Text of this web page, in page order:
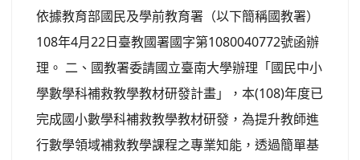
依據教育部國民及學前教育署（以下簡稱國教署）
108年4月22日臺教國署國字第1080040772號函辦
理。 二、國教署委請國立臺南大學辦理「國民中小
學數學科補救教學教材研發計畫」，本(108)年度已
完成國小數學科補救教學教材研發，為提升教師進
行數學領域補救教學課程之專業知能，透過簡單基